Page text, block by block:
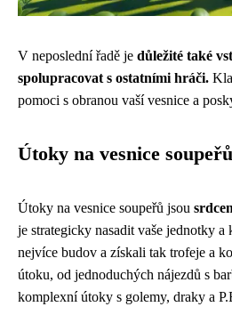
V neposlední řadě je důležité také
spolupracovat s ostatními hráči.
pomoci s obranou vaší vesnice a
Útoky na vesnice soupeřů
Útoky na vesnice soupeřů jsou
je strategicky nasadit vaše jednotky
nejvíce budov a získali tak trofeje a
útoku, od jednoduchých nájezdů s
komplexní útoky s golemy, draky a